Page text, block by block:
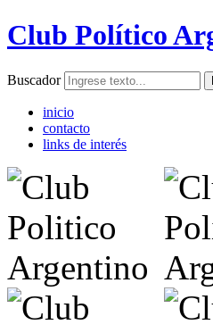
Club Político
Buscador
inicio
contacto
links de interés